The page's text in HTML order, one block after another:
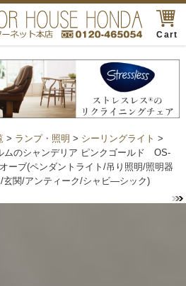
Cart
> ランプ・照明 > シーリングライト >
ムのシャンデリア ピンクゴールド OS-
ーブ(ペンダントライト/吊り照明/照明器
玄関/アンティーク/シャビ―シック)